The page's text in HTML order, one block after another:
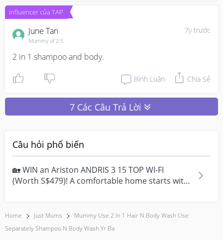
Influencer của TAP
7y trước
June Tan
Mummy of 2 S
2 in 1 shampoo and body.
Bình Luận Chia Sẻ
7 Các Câu Trả Lời
Câu hỏi phổ biến
🏡 WIN an Ariston ANDRIS 3 15 TOP WI-FI
(Worth S$479)! A comfortable home starts with
Home Just Mums
Mummy Use 2 In 1 Hair N Body Wash Use
Separately Shampoo N Body Wash Yr Ba